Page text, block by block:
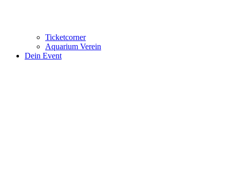
Ticketcorner
Aquarium Verein
Dein Event